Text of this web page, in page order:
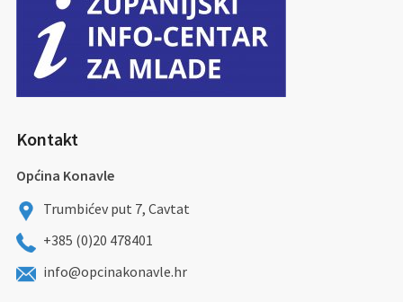
Kontakt
Općina Konavle
Trumbićev put 7, Cavtat
+385 (0)20 478401
info@opcinakonavle.hr